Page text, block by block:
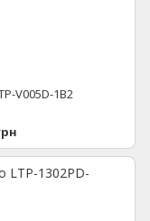
V005D-1B2